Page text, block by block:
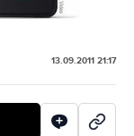
13.09.2011 21:17